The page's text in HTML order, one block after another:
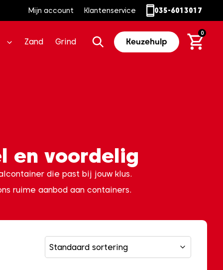
Zand Grind Keuzehulp
0
Mijn account Klantenservice 035-6013017
en voordelig
die past bij jouw klus.
ruime aanbod aan containers.